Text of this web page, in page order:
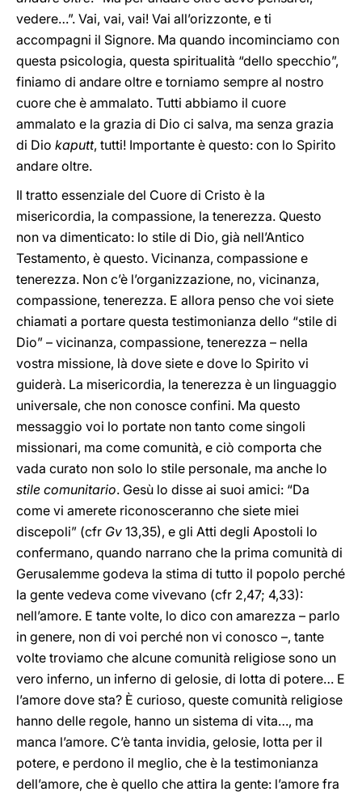
vedere…”. Vai, vai, vai! Vai all’orizzonte, e ti
accompagni il Signore. Ma quando incominciamo con
questa psicologia, questa spiritualità “dello specchio”,
finiamo di andare oltre e torniamo sempre al nostro
cuore che è ammalato. Tutti abbiamo il cuore
ammalato e la grazia di Dio ci salva, ma senza grazia
di Dio kaputt, tutti! Importante è questo: con lo Spirito
andare oltre.
Il tratto essenziale del Cuore di Cristo è la
misericordia, la compassione, la tenerezza. Questo
non va dimenticato: lo stile di Dio, già nell’Antico
Testamento, è questo. Vicinanza, compassione e
tenerezza. Non c’è l’organizzazione, no, vicinanza,
compassione, tenerezza. E allora penso che voi siete
chiamati a portare questa testimonianza dello “stile di
Dio” – vicinanza, compassione, tenerezza – nella
vostra missione, là dove siete e dove lo Spirito vi
guiderà. La misericordia, la tenerezza è un linguaggio
universale, che non conosce confini. Ma questo
messaggio voi lo portate non tanto come singoli
missionari, ma come comunità, e ciò comporta che
vada curato non solo lo stile personale, ma anche lo
stile comunitario. Gesù lo disse ai suoi amici: “Da
come vi amerete riconosceranno che siete miei
discepoli” (cfr Gv 13,35), e gli Atti degli Apostoli lo
confermano, quando narrano che la prima comunità di
Gerusalemme godeva la stima di tutto il popolo perché
la gente vedeva come vivevano (cfr 2,47; 4,33):
nell’amore. E tante volte, lo dico con amarezza – parlo
in genere, non di voi perché non vi conosco –, tante
volte troviamo che alcune comunità religiose sono un
vero inferno, un inferno di gelosie, di lotta di potere… E
l’amore dove sta? È curioso, queste comunità religiose
hanno delle regole, hanno un sistema di vita…, ma
manca l’amore. C’è tanta invidia, gelosie, lotta per il
potere, e perdono il meglio, che è la testimonianza
dell’amore, che è quello che attira la gente: l’amore fra